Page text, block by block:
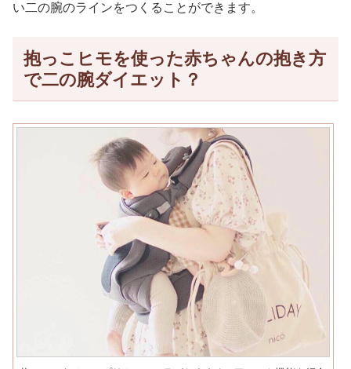
い二の腕のラインをつくることができます。
抱っこヒモを使った赤ちゃんの抱き方
で二の腕ダイエット？